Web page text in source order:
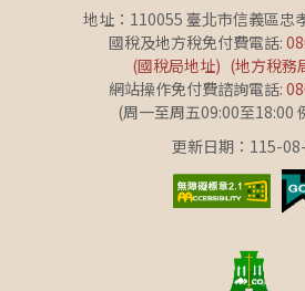
地址：110055 臺北市信義區忠
國稅及地方稅免付費電話:
(國稅局地址) (地方稅務
網站操作免付費諮詢電話:
(周一至周五09:00至18:00
更新日期：115-